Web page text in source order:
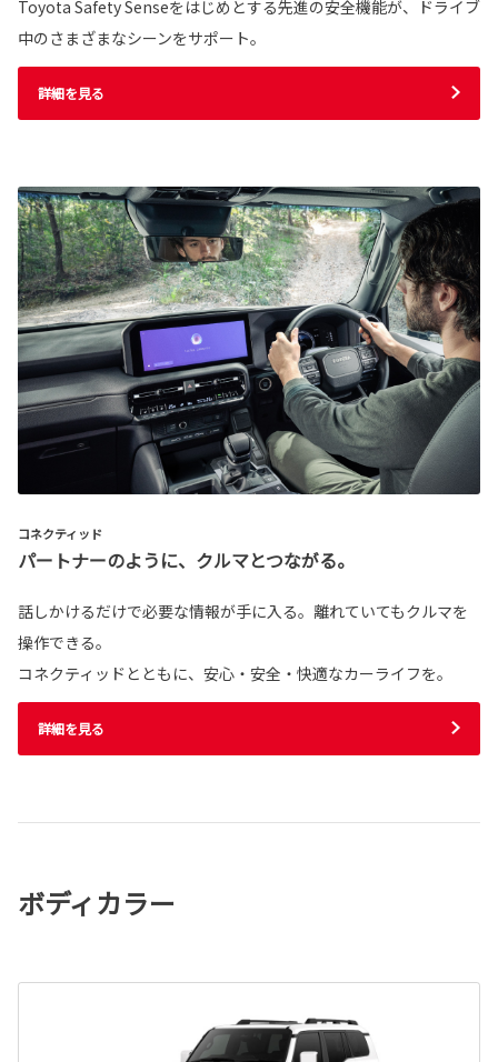
Toyota Safety Senseをはじめとする先進の安全機能が、ドライブ
中のさまざまなシーンをサポート。
詳細を見る
コネクティッド
パートナーのように、クルマとつながる。
話しかけるだけで必要な情報が手に入る。離れていてもクルマを
操作できる。
コネクティッドとともに、安心・安全・快適なカーライフを。
詳細を見る
ボディカラー